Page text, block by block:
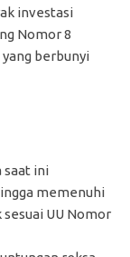
investasi
Nomor 8
yang berbunyi
saat ini
memenuhi
UU Nomor